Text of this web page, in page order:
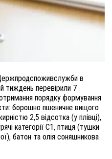
в
тиждень перевірили 7
порядку формування
борошно пшеничне вищого
2,5 відсотка (у плівці),
категорії С1, птиця (тушки
батон та олія соняшникова